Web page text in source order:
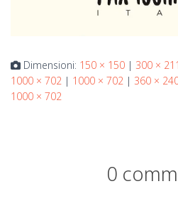
Dimensioni: 150 × 150 | 300 × 211
1000 × 702 | 1000 × 702 | 360 ×
1000 × 702
0